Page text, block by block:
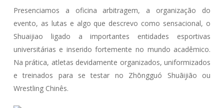
Presenciamos a oficina arbitragem, a organização do
evento, as lutas e algo que descrevo como sensacional, o
Shuaijiao ligado a importantes entidades esportivas
universitárias e inserido fortemente no mundo acadêmico.
Na prática, atletas devidamente organizados, uniformizados
e treinados para se testar no Zhōngguó Shuāijiāo ou
Wrestling Chinês.